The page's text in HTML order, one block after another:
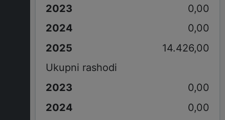
0,00
0,00
14.426,00
Ukupni rashodi
0,00
0,00